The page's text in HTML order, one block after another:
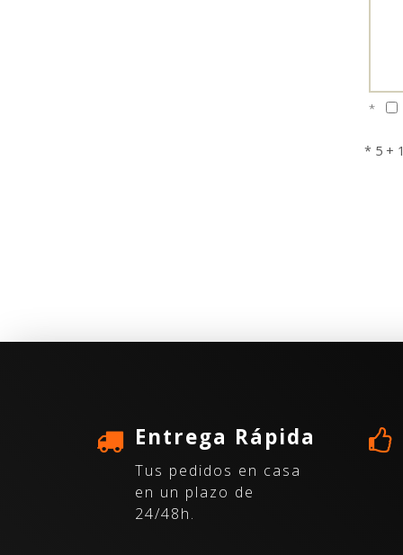
*
* 5 +
Entrega Rápida
Tus pedidos en casa
en un plazo de
24/48h.